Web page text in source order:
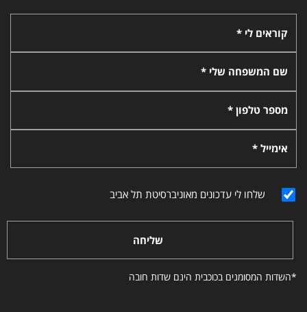
קוראים לי *
שם המשפחה שלי *
מספר טלפון *
אימייל *
שלחו לי עדכונים מאוניברסיטת תל אביב
שליחה
*השדות המסומנים בכוכבית הינם שדות חובה